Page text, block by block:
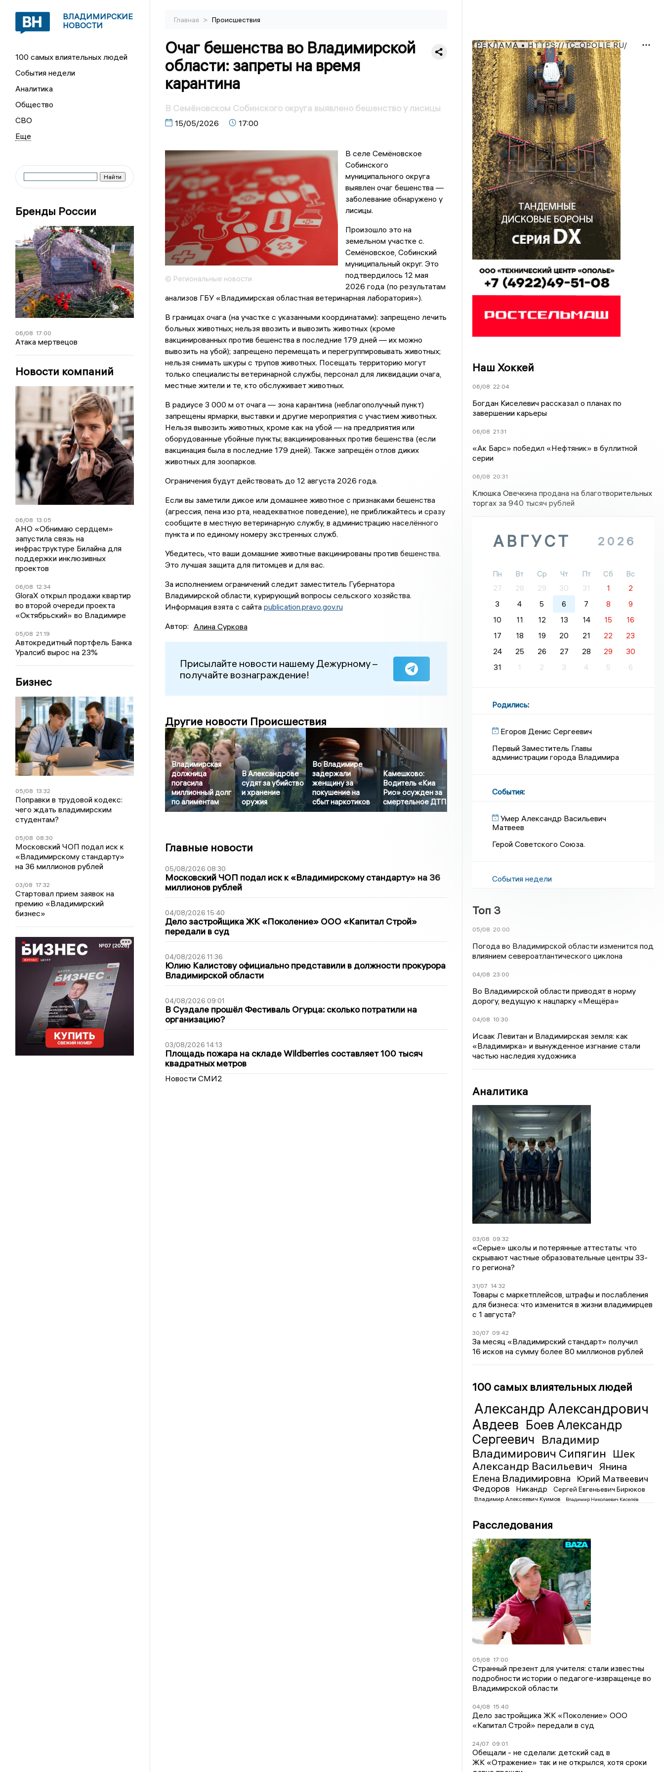
ВЛАДИМИРСКИЕ
НОВОСТИ
100 самых влиятельных людей
События недели
Аналитика
Общество
СВО
Бренды России
06/08 17:00
Атака мертвецов
Новости компаний
06/08 13:05
АНО «Обнимаю сердцем»
запустила связь на
инфраструктуре Билайна для
поддержки инклюзивных
проектов
06/08 12:34
GloraX открыл продажи квартир
во второй очереди проекта
«Октябрьский» во Владимире
05/08 21:19
Автокредитный портфель Банка
Уралсиб вырос на 23%
Бизнес
05/08 13:32
Поправки в трудовой кодекс:
чего ждать владимирским
студентам?
05/08 08:30
Московский ЧОП подал иск к
«Владимирскому стандарту»
на 36 миллионов рублей
03/08 17:32
Стартовал прием заявок на
премию «Владимирский
бизнес»
Главная > Происшествия
Очаг бешенства во Владимирской
области: запреты на время
карантина
В Семёновском Собинского округа выявлено бешенство у лисицы
15/05/2026 17:00
© Региональные новости
В селе Семёновское
Собинского
муниципального округа
выявлен очаг бешенства —
заболевание обнаружено у
лисицы.
Произошло это на
земельном участке с.
Семёновское, Собинский
муниципальный округ. Это
подтвердилось 12 мая
2026 года (по результатам
анализов ГБУ «Владимирская областная ветеринарная лаборатория»).
В границах очага (на участке с указанными координатами): запрещено лечить
больных животных; нельзя ввозить и вывозить животных (кроме
вакцинированных против бешенства в последние 179 дней — их можно
вывозить на убой); запрещено перемещать и перегруппировывать животных;
нельзя снимать шкуры с трупов животных. Посещать территорию могут
только специалисты ветеринарной службы, персонал для ликвидации очага,
местные жители и те, кто обслуживает животных.
В радиусе 3 000 м от очага — зона карантина (неблагополучный пункт)
запрещены ярмарки, выставки и другие мероприятия с участием животных.
Нельзя вывозить животных, кроме как на убой — на предприятия или
оборудованные убойные пункты; вакцинированных против бешенства (если
вакцинация была в последние 179 дней). Также запрещён отлов диких
животных для зоопарков.
Ограничения будут действовать до 12 августа 2026 года.
Если вы заметили дикое или домашнее животное с признаками бешенства
(агрессия, пена изо рта, неадекватное поведение), не приближайтесь и сразу
сообщите в местную ветеринарную службу, в администрацию населённого
пункта и по единому номеру экстренных служб.
Убедитесь, что ваши домашние животные вакцинированы против бешенства.
Это лучшая защита для питомцев и для вас.
За исполнением ограничений следит заместитель Губернатора
Владимирской области, курирующий вопросы сельского хозяйства.
Информация взята с сайта publication.pravo.gov.ru
Автор: Алина Суркова
Присылайте новости нашему Дежурному –
получайте вознаграждение!
Другие новости Происшествия
Владимирская
должница
погасила
миллионный долг
по алиментам
В Александрове
судят за убийство
и хранение
оружия
Во Владимире
задержали
женщину за
покушение на
сбыт наркотиков
Камешково:
Водитель «Киа
Рио» осужден за
смертельное ДТП
Главные новости
05/08/2026 08:30
Московский ЧОП подал иск к «Владимирскому стандарту» на 36
миллионов рублей
04/08/2026 15:40
Дело застройщика ЖК «Поколение» ООО «Капитал Строй»
передали в суд
04/08/2026 11:36
Юлию Калистову официально представили в должности прокурора
Владимирской области
04/08/2026 09:01
В Суздале прошёл Фестиваль Огурца: сколько потратили на
организацию?
03/08/2026 14:13
Площадь пожара на складе Wildberries составляет 100 тысяч
квадратных метров
Новости СМИ2
РЕКЛАМА • HTTPS://TC-OPOLIE.RU/
Наш Хоккей
06/08 22:04
Богдан Киселевич рассказал о планах по
завершении карьеры
06/08 21:31
«Ак Барс» победил «Нефтяник» в буллитной
серии
06/08 20:31
Клюшка Овечкина продана на благотворительных
торгах за 940 тысяч рублей
АВГУСТ 2026
Пн Вт Ср Чт Пт Сб
Вс
27
28 29 30 31 1
2
3
4 5 6 7 8
9
10
11 12 13 14 15
16
17
18 19 20 21 22
23
24
25 26 27 28 29
30
31
1 2 3 4 5 6
Родились:
Егоров Денис Сергеевич
Первый Заместитель Главы
администрации города Владимира
События:
Умер Александр Васильевич
Матвеев
Герой Советского Союза.
События недели
Топ 3
05/08 20:00
Погода во Владимирской области изменится под
влиянием североатлантического циклона
04/08 23:00
Во Владимирской области приводят в норму
дорогу, ведущую к нацпарку «Мещёра»
04/08 10:30
Исаак Левитан и Владимирская земля: как
«Владимирка» и вынужденное изгнание стали
частью наследия художника
Аналитика
03/08 09:32
«Серые» школы и потерянные аттестаты: что
скрывают частные образовательные центры 33-
го региона?
31/07 14:32
Товары с маркетплейсов, штрафы и послабления
для бизнеса: что изменится в жизни владимирцев
с 1 августа?
30/07 09:42
За месяц «Владимирский стандарт» получил
16 исков на сумму более 80 миллионов рублей
100 самых влиятельных людей
Александр Александрович
Авдеев Боев Александр
Сергеевич Владимир
Владимирович Сипягин Шек
Александр Васильевич
Янина
Елена Владимировна
Юрий Матвеевич
Федоров
Никандр Сергей Евгеньевич Бирюков
Владимир Алексеевич Куимов Владимир Николаевич Киселёв
Расследования
05/08 17:00
Странный презент для учителя: стали известны
подробности истории о педагоге-извращенце во
Владимирской области
04/08 15:40
Дело застройщика ЖК «Поколение» ООО
«Капитал Строй» передали в суд
24/07 09:01
Обещали - не сделали: детский сад в
ЖК «Отражение» так и не открылся, хотя сроки